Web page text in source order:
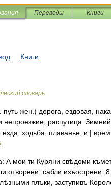
Переводы Книги
Книги
словарь
жен.) дорога, ездовая,
распутица.
ходьба, плаванье, и |
А мои ти Куряни свѣдоми
отворени, сабли
плъки, заступивъ